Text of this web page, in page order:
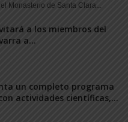
Monasterio de Santa Clara...
a los miembros del
a...
un completo programa
actividades científicas,...